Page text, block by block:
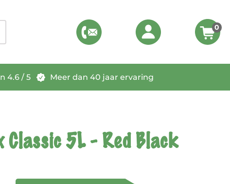
0
4.6 / 5 Meer dan 40 jaar ervaring
5L - Red Black